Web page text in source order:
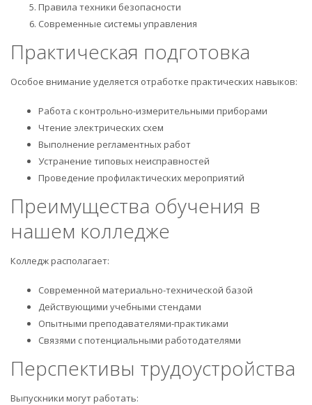
Правила техники безопасности
Современные системы управления
Практическая подготовка
Особое внимание уделяется отработке практических навыков:
Работа с контрольно-измерительными приборами
Чтение электрических схем
Выполнение регламентных работ
Устранение типовых неисправностей
Проведение профилактических мероприятий
Преимущества обучения в
нашем колледже
Колледж располагает:
Современной материально-технической базой
Действующими учебными стендами
Опытными преподавателями-практиками
Связями с потенциальными работодателями
Перспективы трудоустройства
Выпускники могут работать: